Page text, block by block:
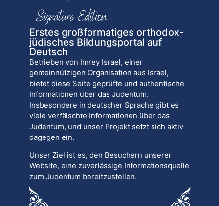
Erstes großformatiges orthodox-
jüdisches Bildungsportal auf
Deutsch
Betrieben von Imrey Israel, einer
gemeinnützigen Organisation aus Israel,
bietet diese Seite geprüfte und authentische
Informationen über das Judentum.
Insbesondere in deutscher Sprache gibt es
viele verfälschte Informationen über das
Judentum, und unser Projekt setzt sich aktiv
dagegen ein.
Unser Ziel ist es, den Besuchern unserer
Website, eine zuverlässige Informationsquelle
zum Judentum bereitzustellen.